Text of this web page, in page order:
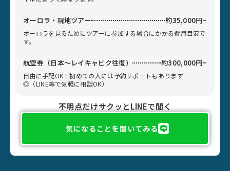
オーロラ・現地ツアー 約35,000円~
オーロラを見るためにツアーに参加する場合にかかる費用目安で
す。
航空券（日本〜レイキャビク往復） 約300,000円~
自由に手配OK！初めての人には予約サポートもあります
◎（LINE等で気軽に相談OK）
不明点だけサクッとLINEで聞く
気になることを聞いてみる